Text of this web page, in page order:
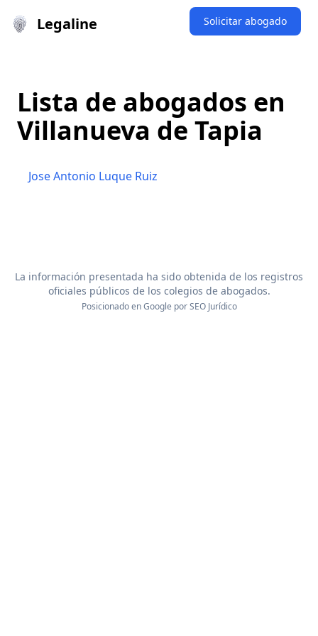
Legaline Solicitar abogado
Lista de abogados en
Villanueva de Tapia
Jose Antonio Luque Ruiz
La información presentada ha sido obtenida de los registros
oficiales públicos de los colegios de abogados.
Posicionado en Google porSEO Jurídico